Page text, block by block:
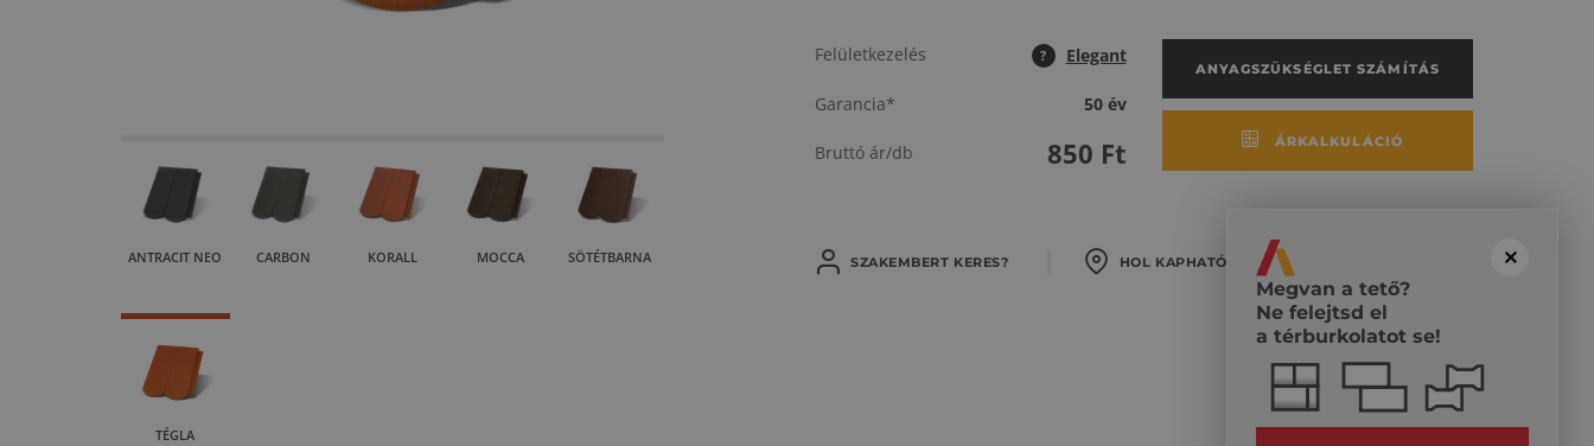
Felületkezelés ? Elegant
Garancia* 50 év
Bruttó ár/db 850 Ft
ANYAGSZÜKSÉGLET SZÁMÍTÁS
ÁRKALKULÁCIÓ
SZAKEMBERT KERES? HOL KAPHATÓ?
ANTRACIT NEO CARBON KORALL MOCCA SÖTÉTBARNA
TÉGLA
Megvan a tető?
Ne felejtsd el
a térburkolatot se!